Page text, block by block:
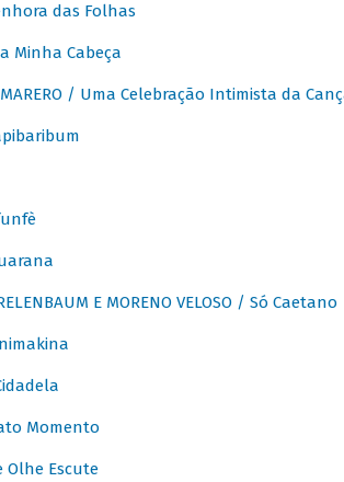
das Folhas
Minha Cabeça
/ Uma Celebração Intimista da
E MORENO VELOSO / Só Caetano
Momento
Olhe Escute